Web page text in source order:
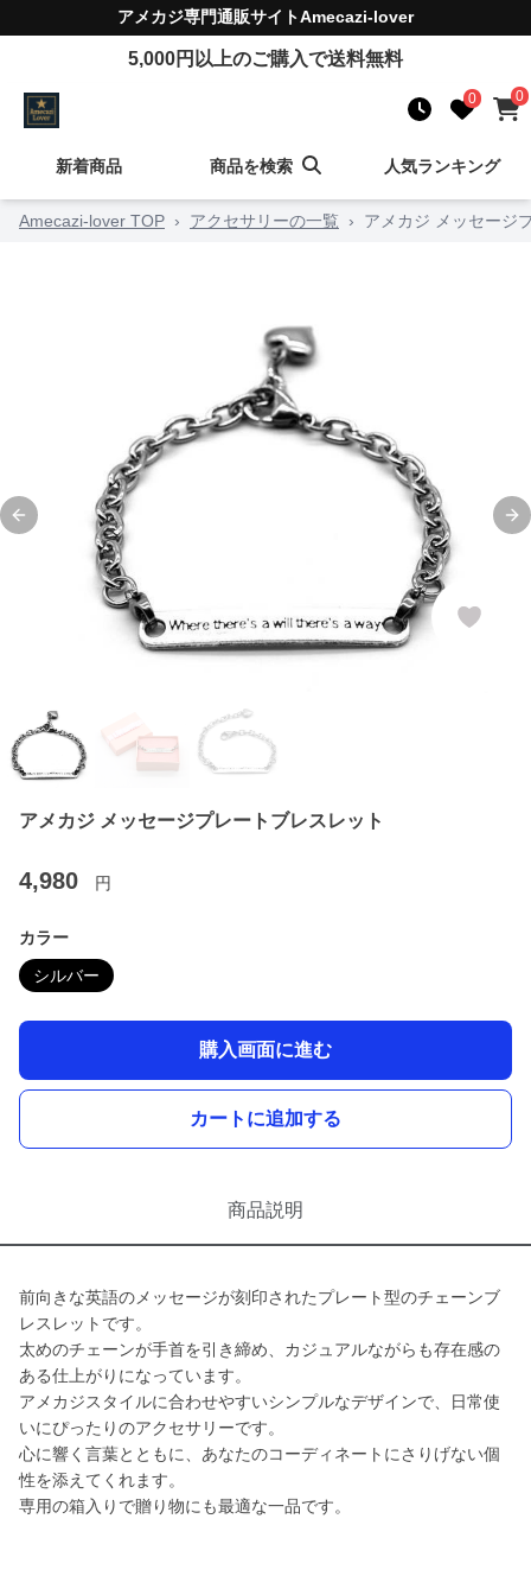
アメカジ専門通販サイトAmecazi-lover
5,000円以上のご購入で送料無料
0 0
新着商品 商品を検索 人気ランキング
Amecazi-lover TOP › アクセサリーの一覧 › アメカジ メッセージ
Previous slide
アメカジ メッセージプレートブレスレット
4,980 円
カラー
シルバー
購入画面に進む
カートに追加する
商品説明
前向きな英語のメッセージが刻印されたプレート型のチェーンブ
レスレットです。
太めのチェーンが手首を引き締め、カジュアルながらも存在感の
ある仕上がりになっています。
アメカジスタイルに合わせやすいシンプルなデザインで、日常使
いにぴったりのアクセサリーです。
心に響く言葉とともに、あなたのコーディネートにさりげない個
性を添えてくれます。
専用の箱入りで贈り物にも最適な一品です。